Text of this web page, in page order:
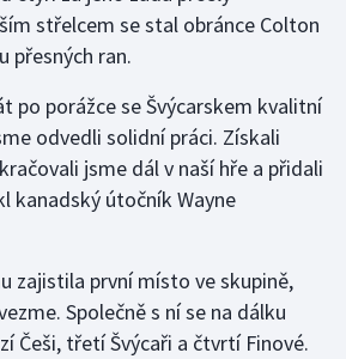
střelcem se stal obránce Colton
přesných ran.
po porážce se Švýcarskem kvalitní
odvedli solidní práci. Získali
jsme dál v naší hře a přidali
kanadský útočník Wayne
zajistila první místo ve skupině,
Společně s ní se na dálku
Češi, třetí Švýcaři a čtvrtí Finové.